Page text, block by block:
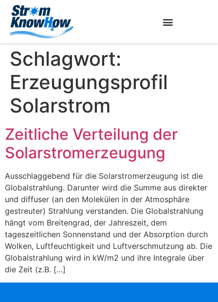
Schlagwort:
Erzeugungsprofil
Solarstrom
Zeitliche Verteilung der
Solarstromerzeugung
Ausschlaggebend für die Solarstromerzeugung ist die
Globalstrahlung. Darunter wird die Summe aus direkter
und diffuser (an den Molekülen in der Atmosphäre
gestreuter) Strahlung verstanden. Die Globalstrahlung
hängt vom Breitengrad, der Jahreszeit, dem
tageszeitlichen Sonnenstand und der Absorption durch
Wolken, Luftfeuchtigkeit und Luftverschmutzung ab. Die
Globalstrahlung wird in kW/m2 und ihre Integrale über
die Zeit (z.B. […]